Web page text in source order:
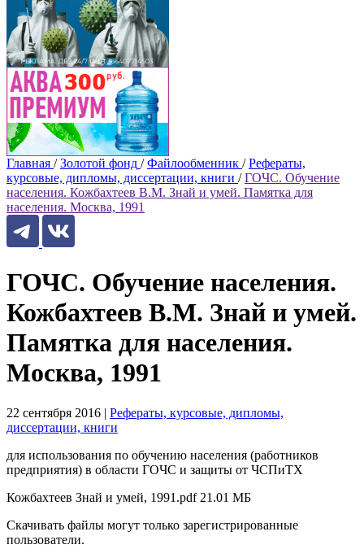
Главная / Золотой фонд / Файлообменник / Рефераты,
курсовые, дипломы, диссертации, книги / ГОЧС. Обучение
населения. Кожбахтеев В.М. Знай и умей. Памятка для
населения. Москва, 1991
ГОЧС. Обучение населения.
Кожбахтеев В.М. Знай и умей.
Памятка для населения.
Москва, 1991
22 сентября 2016 | Рефераты, курсовые, дипломы,
диссертации, книги
для использования по обучению населения (работников
предприятия) в области ГОЧС и защиты от ЧСПиТХ
Кожбахтеев Знай и умей, 1991.pdf 21.01 МБ
Скачивать файлы могут только зарегистрированные
пользователи.